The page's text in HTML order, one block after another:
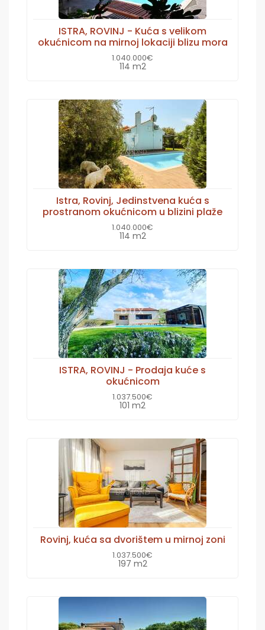
ISTRA, ROVINJ - Kuća s velikom
okućnicom na mirnoj lokaciji blizu mora
1.040.000€
114 m2
Istra, Rovinj, Jedinstvena kuća s
prostranom okućnicom u blizini plaže
1.040.000€
114 m2
ISTRA, ROVINJ - Prodaja kuće s
okućnicom
1.037.500€
101 m2
Rovinj, kuća sa dvorištem u mirnoj zoni
1.037.500€
197 m2